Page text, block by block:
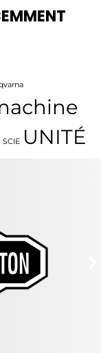
SCIE UNITÉ